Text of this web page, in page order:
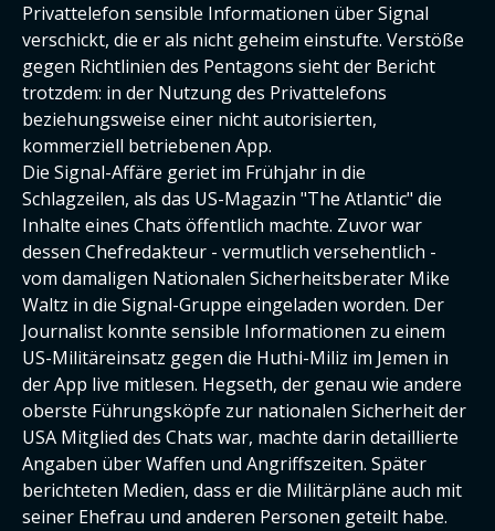
Privattelefon sensible Informationen über Signal
verschickt, die er als nicht geheim einstufte. Verstöße
gegen Richtlinien des Pentagons sieht der Bericht
trotzdem: in der Nutzung des Privattelefons
beziehungsweise einer nicht autorisierten,
kommerziell betriebenen App.
Die Signal-Affäre geriet im Frühjahr in die
Schlagzeilen, als das US-Magazin "The Atlantic" die
Inhalte eines Chats öffentlich machte. Zuvor war
dessen Chefredakteur - vermutlich versehentlich -
vom damaligen Nationalen Sicherheitsberater Mike
Waltz in die Signal-Gruppe eingeladen worden. Der
Journalist konnte sensible Informationen zu einem
US-Militäreinsatz gegen die Huthi-Miliz im Jemen in
der App live mitlesen. Hegseth, der genau wie andere
oberste Führungsköpfe zur nationalen Sicherheit der
USA Mitglied des Chats war, machte darin detaillierte
Angaben über Waffen und Angriffszeiten. Später
berichteten Medien, dass er die Militärpläne auch mit
seiner Ehefrau und anderen Personen geteilt habe.